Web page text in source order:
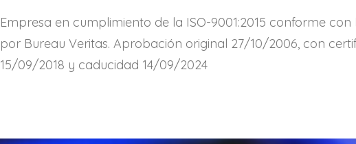
Empresa en cumplimiento de la ISO-9001:2015 conforme
por Bureau Veritas. Aprobación original 27/10/2006, con
15/09/2018 y caducidad 14/09/2024